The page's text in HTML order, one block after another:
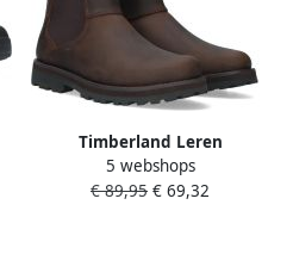
Timberland Leren
Jongenslaars Geïnspireerd
door Courma Guy en
5 webshops
€ 89,95 € 69,32